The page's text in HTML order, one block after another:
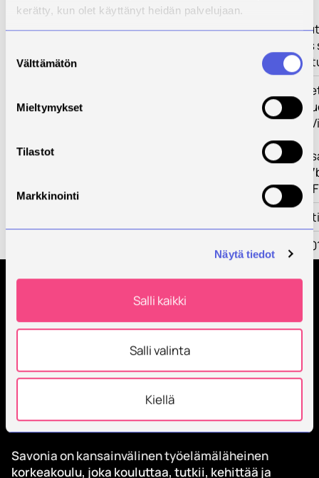
kerätty, kun olet käyttänyt heidän palvelujaan.
valinta
Välttämätön
Mieltymykset
Tilastot
Markkinointi
Näytä tiedot
Salli kaikki
Salli valinta
Kiellä
Nykyisten
jatkuvasti
Tuloksena
kehittämistyö
https://
9C99-409B-
Hanke
ESR Flat Rate
Tilaa Savonian uutiskirje
Savonia on kansainvälinen työelämäläheinen
korkeakoulu, joka kouluttaa, tutkii, kehittää ja